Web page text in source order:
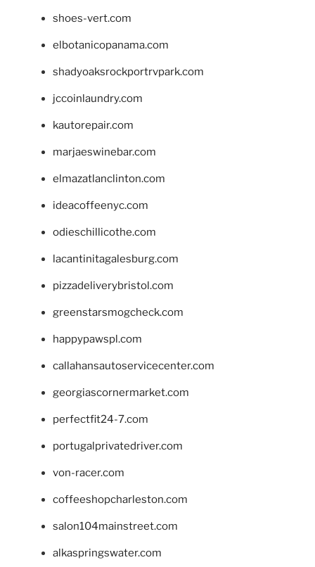
shoes-vert.com
elbotanicopanama.com
shadyoaksrockportrvpark.com
jccoinlaundry.com
kautorepair.com
marjaeswinebar.com
elmazatlanclinton.com
ideacoffeenyc.com
odieschillicothe.com
lacantinitagalesburg.com
pizzadeliverybristol.com
greenstarsmogcheck.com
happypawspl.com
callahansautoservicecenter.com
georgiascornermarket.com
perfectfit24-7.com
portugalprivatedriver.com
von-racer.com
coffeeshopcharleston.com
salon104mainstreet.com
alkaspringswater.com